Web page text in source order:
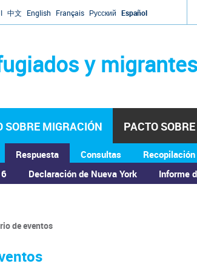
中文 English Français Русский Español
y migrantes
SOBRE MIGRACIÓN
Respuesta
Declaración de Nueva York Informe
Consultas Recopilación
PACTO
de eventos